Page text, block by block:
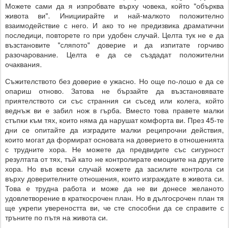
Можете сами да я изпробвате върху човека, който "обърква
живота ви". Инициирайте и най-малкото положително
взаимодействие с него. И ако то не предизвика драматични
последици, повторете го при удобен случай. Целта тук не е да
възстановите "сляпото" доверие и да изпитате горчиво
разочарование. Целта е да се създадат положителни
очаквания.
Съжителството без доверие е ужасно. Но още по-лошо е да се
опариш отново. Затова не бързайте да възстановявате
приятелството си със странния си съсед или колега, който
веднъж ви е забил нож в гърба. Вместо това правете малки
стъпки към тях, които няма да нарушат комфорта ви. През 45-те
дни се опитайте да изградите малки реципрочни действия,
които могат да формират основата на доверието в отношенията
с трудните хора. Не можете да предвидите със сигурност
резултата от тях, тъй като не контролирате емоциите на другите
хора. Но във всеки случай можете да засилите контрола си
върху доверителните отношения, които изграждате в живота си.
Това е трудна работа и може да не ви донесе желаното
удовлетворение в краткосрочен план. Но в дългосрочен план тя
ще укрепи увереността ви, че сте способни да се справите с
тръните по пътя на живота си.